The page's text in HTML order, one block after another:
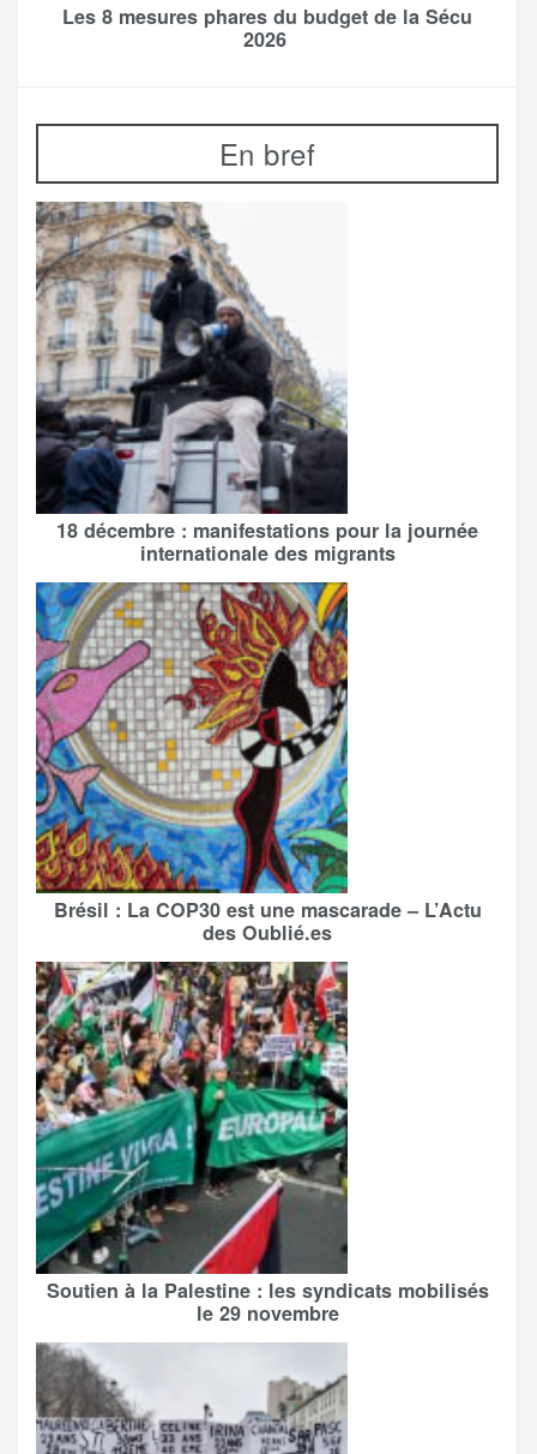
Les 8 mesures phares du budget de la Sécu
2026
En bref
18 décembre : manifestations pour la journée
internationale des migrants
Brésil : La COP30 est une mascarade – L’Actu
des Oublié.es
Soutien à la Palestine : les syndicats mobilisés
le 29 novembre